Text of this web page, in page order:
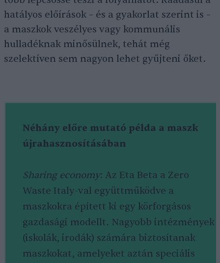
hatályos előírások – és a gyakorlat szerint is –
a maszkok veszélyes vagy kommunális
hulladéknak minősülnek, tehát még
szelektíven sem nagyon lehet gyűjteni őket.
Néhány előre mutató példa a maszk
újrahasznosításában
Sharing economy: Az Eta Beta a Zero
Waste Italy-val együttműködve a
maszkokra épített ki egy körforgásos
gazdasági modellt. Nagyobb intézmények
(iskolák, irodák) számára biztosítanak
maszkokat, amelyeket aztán speciális